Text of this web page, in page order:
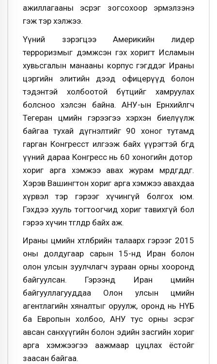
ажиллагааны эсрэг зогсохоор эрмэлзэнэ
гэж тэр хэлжээ.
Үүний зэрэгцээ Америкийн лидер
терроризмыг дэмжсэн гэх хоригт Исламын
хувьсгалын манааны корпус гэгддэг Ираны
цэргийн элитийн дээд офицерүүд болон
тэдэнтэй холбоотой бүтцийг хамруулах
болсноо хэлсэн байна. АНУ-ын Ерөнхийлөгч
Тегеран цөмийн гэрээгээ хэрхэн биелүүлж
байгаа тухай дүгнэлтийг 90 хоног тутамд
гарган Конгресст илгээж байх үүрэгтэй бөгөөд
үүний дараа Конгресс нь 60 хоногийн дотор
хориг арга хэмжээ авах журам мөрдөгддөг.
Хэрэв Вашингтон хориг арга хэмжээ авахдаа
хүрвэл тэр гэрээг хүчингүй болгох юм.
Гэхдээ хууль тогтоогчид хориг тавихгүй бол
гэрээ хүчин төгөлдөр байх аж.
Ираны цөмийн хөтөлбөрийн талаарх гэрээг 2015
оны долдугаар сарын 15-нд Иран болон
олон улсын зуулчлагч зураан орны хооронд
байгуулсан. Гэрээнд Иран цөмийн
байгууллагууддаа Олон улсын цөмийн
агентлагийн хяналтыг оруулж, оронд нь НҮБ
ба Европын холбоо, АНУ тус орны эсрэг
авсан санхүүгийн болон эдийн засгийн хориг
арга хэмжээгээ аажмаар цуцлах ёстойг
заасан байгаа.